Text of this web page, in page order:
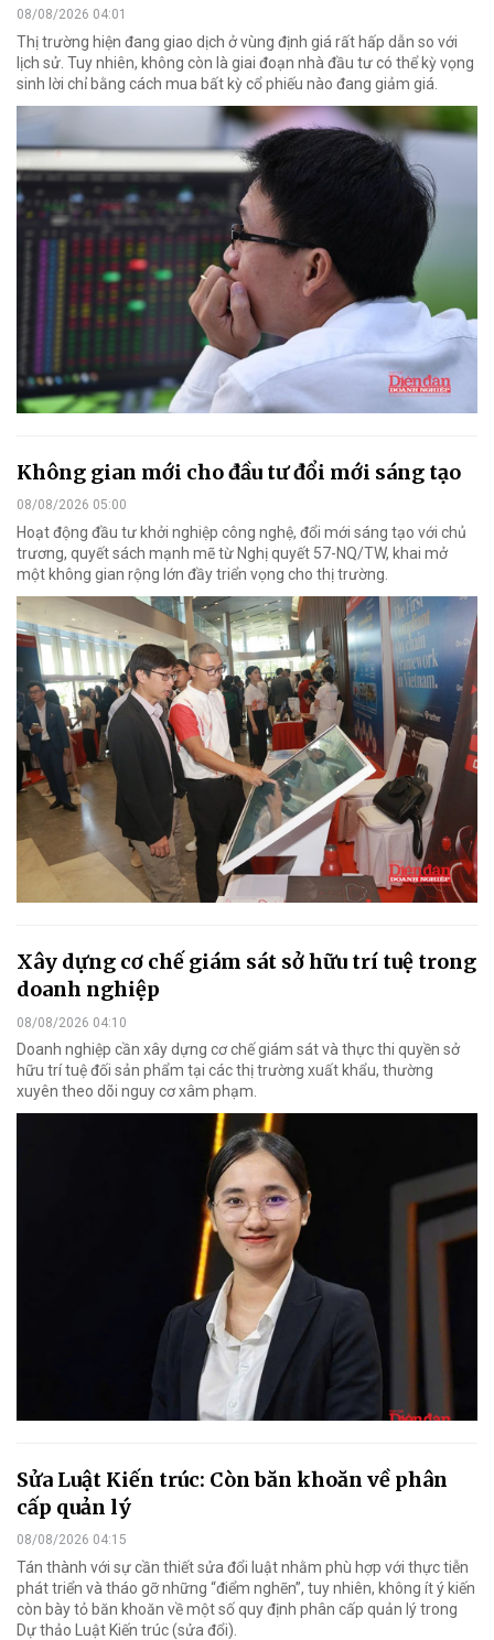
08/08/2026 04:01
Thị trường hiện đang giao dịch ở vùng định giá rất hấp dẫn so với
lịch sử. Tuy nhiên, không còn là giai đoạn nhà đầu tư có thể kỳ vọng
sinh lời chỉ bằng cách mua bất kỳ cổ phiếu nào đang giảm giá.
Không gian mới cho đầu tư đổi mới sáng tạo
08/08/2026 05:00
Hoạt động đầu tư khởi nghiệp công nghệ, đổi mới sáng tạo với chủ
trương, quyết sách mạnh mẽ từ Nghị quyết 57-NQ/TW, khai mở
một không gian rộng lớn đầy triển vọng cho thị trường.
Xây dựng cơ chế giám sát sở hữu trí tuệ trong
doanh nghiệp
08/08/2026 04:10
Doanh nghiệp cần xây dựng cơ chế giám sát và thực thi quyền sở
hữu trí tuệ đối sản phẩm tại các thị trường xuất khẩu, thường
xuyên theo dõi nguy cơ xâm phạm.
Sửa Luật Kiến trúc: Còn băn khoăn về phân
cấp quản lý
08/08/2026 04:15
Tán thành với sự cần thiết sửa đổi luật nhằm phù hợp với thực tiễn
phát triển và tháo gỡ những “điểm nghẽn”, tuy nhiên, không ít ý kiến
còn bày tỏ băn khoăn về một số quy định phân cấp quản lý trong
Dự thảo Luật Kiến trúc (sửa đổi).